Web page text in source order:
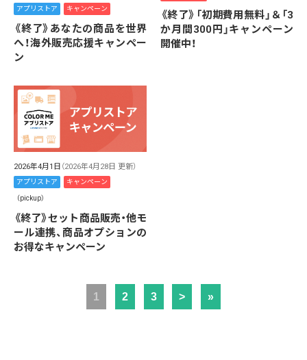
アプリストア キャンペーン
《終了》あなたの商品を世界
へ！海外販売応援キャンペー
ン
《終了》「初期費用無料」＆「3
か月間300円」キャンペーン
開催中！
2026年4月1日 （2026年4月28日 更新）
アプリストア キャンペーン
（pickup）
《終了》セット商品販売・他モ
ール連携、商品オプションの
お得なキャンペーン
1 2 3 > »